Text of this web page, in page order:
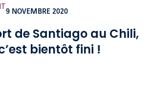
9 NOVEMBRE 2020
de Santiago au Chili,
bientôt fini !